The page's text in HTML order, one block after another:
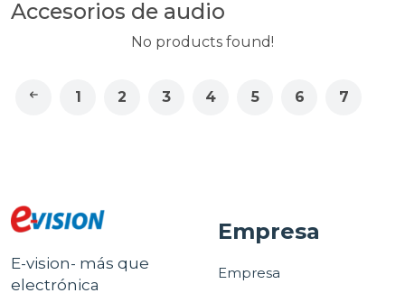
Accesorios de audio
No products found!
1 2 3 4 5 6 7
E-vision- más que
electrónica
Empresa
Empresa